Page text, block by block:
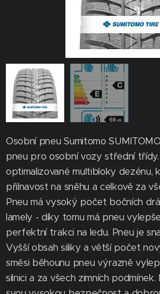
Osobní pneu Sumitomo
pneu pro osobní vozy střední
optimalizované multibloky dezénu,
přilnavost na sněhu a celkově za
Pneu má vysoký počet bočních
lamely - díky tomu má pneu
perfektní trakci na ledu. Pneu je
Vyšší obsah siliky a větší počet
směsi běhounu pneu výrazně
silnici a za všech zimních